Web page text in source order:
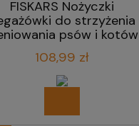
FISKARS Nożyczki
do strzyżenia
psów i kotów
108,99 zł